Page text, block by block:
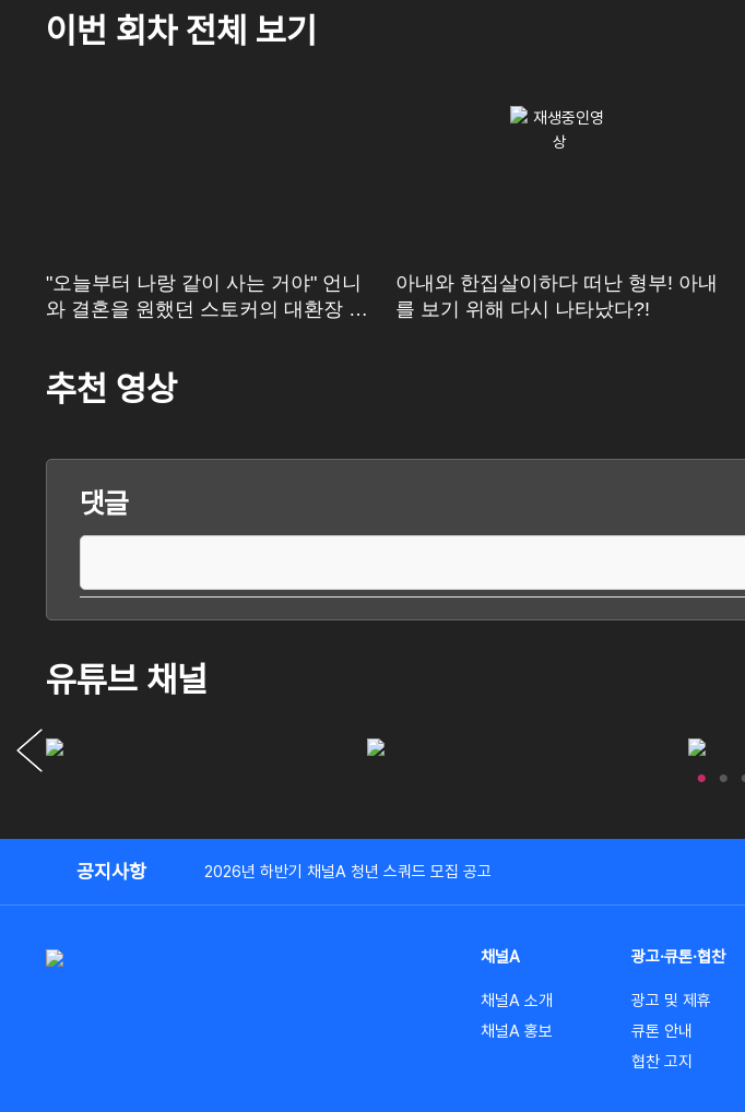
이번 회차 전체 보기
"오늘부터 나랑 같이 사는 거야" 언니
와 결혼을 원했던 스토커의 대환장 결
아내와 한집살이하다 떠난 형부! 아내
를 보기 위해 다시 나타났다?!
추천 영상
댓글
유튜브 채널
공지사항 2026년 하반기 채널A 청년 스쿼드 모집 공고
채널A
채널A 소개
채널A 홍보
광고·큐톤·협찬
광고 및 제휴
큐톤 안내
협찬 고지